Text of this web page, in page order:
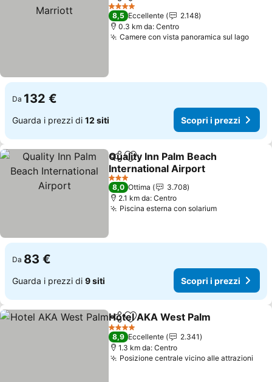
4 Stelle
8,5 Eccellente
2.148
0.3 km da: Centro
Camere con vista panoramica sul lago
Da 132 €
Guarda i prezzi di 12 siti Scopri i prezzi
CondividiAggiungi ai preferiti
Quality Inn Palm Beach
International Airport
Scopri i prezzi
3 Stelle
8,0 Ottima
3.708
2.1 km da: Centro
Piscina esterna con solariumScopri i
Da 83 €
Guarda i prezzi di 9 siti Scopri i prezzi
CondividiAggiungi ai preferiti
Hotel AKA West Palm
4 Stelle
8,9 Eccellente
2.341
1.3 km da: Centro
Posizione centrale vicino alle attrazioni